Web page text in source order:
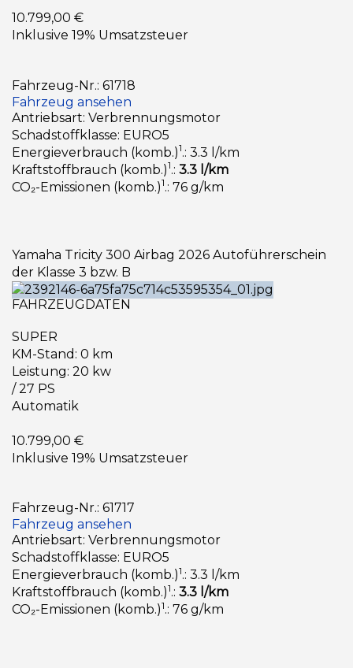
10.799,00 €
Inklusive 19% Umsatzsteuer
Fahrzeug-Nr.: 61718
Fahrzeug ansehen
Antriebsart: Verbrennungsmotor
Schadstoffklasse: EURO5
Energieverbrauch (komb.)1.: 3.3 l/km
Kraftstoffbrauch (komb.)1.: 3.3 l/km
CO₂-Emissionen (komb.)1.: 76 g/km
Yamaha Tricity 300 Airbag 2026 Autoführerschein
der Klasse 3 bzw. B
FAHRZEUGDATEN
SUPER
KM-Stand: 0 km
Leistung: 20 kw
/ 27 PS
Automatik
10.799,00 €
Inklusive 19% Umsatzsteuer
Fahrzeug-Nr.: 61717
Fahrzeug ansehen
Antriebsart: Verbrennungsmotor
Schadstoffklasse: EURO5
Energieverbrauch (komb.)1.: 3.3 l/km
Kraftstoffbrauch (komb.)1.: 3.3 l/km
CO₂-Emissionen (komb.)1.: 76 g/km